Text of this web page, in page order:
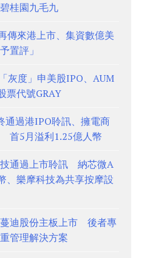
桂園九毛九
傳來港上市、集資數億美
置評」
灰度」申美股IPO、AUM
代號GRAY
通過港IPO聆訊、擁電商
首5月溢利1.25億人幣
通過上市聆訊 納芯微A
、樂摩科技為共享按摩設
迪股份主板上市 後者專
管理解決方案